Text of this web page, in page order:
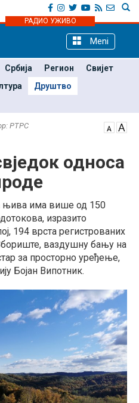
РАДИО УЖИВО
Meni
Србија Регион
Свијет
Друштво
РТРС
односа
њива има више од 150
изразито
194 врста регистрованих
ваздушну бању на
за просторно уређење,
Бојан Випотник.